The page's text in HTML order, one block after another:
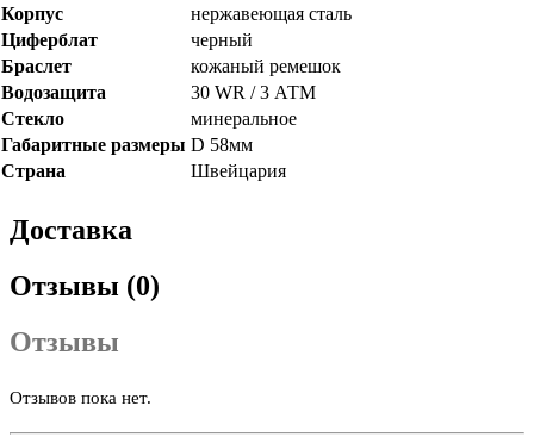
Корпус
нержавеющая сталь
Циферблат
черный
Браслет
кожаный ремешок
Водозащита
30 WR / 3 АТМ
Стекло
минеральное
Габаритные размеры D 58мм
Страна
Швейцария
Доставка
Отзывы (0)
Отзывы
Отзывов пока нет.